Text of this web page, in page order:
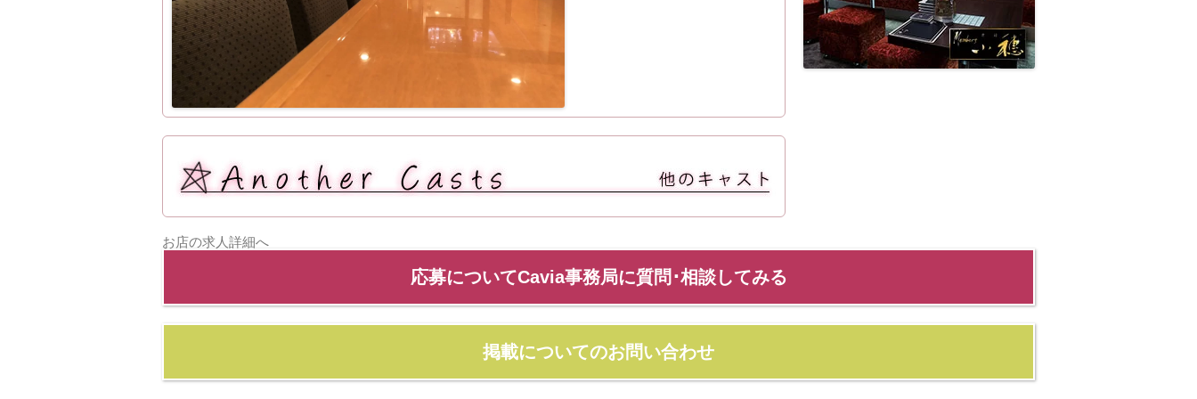
お店の求人詳細へ
応募についてCavia事務局に質問･相談してみる
掲載についてのお問い合わせ